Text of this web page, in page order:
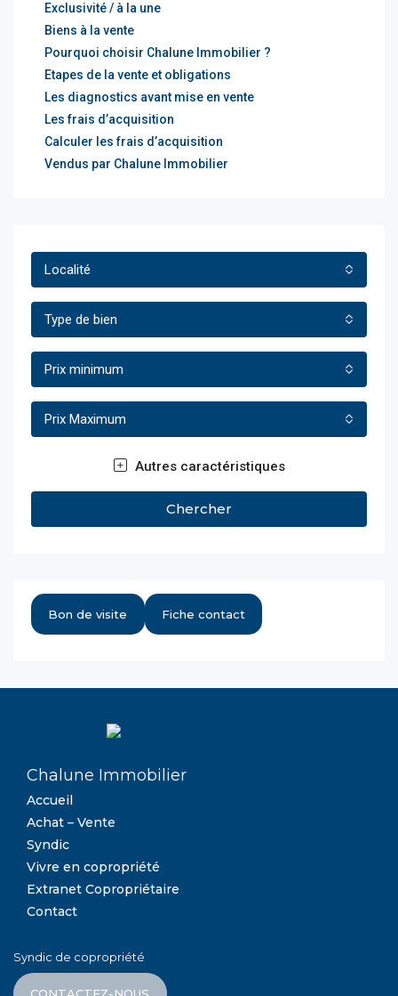
Exclusivité / à la une
Biens à la vente
Pourquoi choisir Chalune Immobilier ?
Etapes de la vente et obligations
Les diagnostics avant mise en vente
Les frais d’acquisition
Calculer les frais d’acquisition
Vendus par Chalune Immobilier
Localité
Type de bien
Prix minimum
Prix Maximum
Autres caractéristiques
Chercher
Bon de visite Fiche contact
Chalune Immobilier
Accueil
Achat – Vente
Syndic
Vivre en copropriété
Extranet Copropriétaire
Contact
Syndic de copropriété